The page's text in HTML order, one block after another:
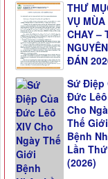
THƯ
VỤ MÙA
CHAY –
NGUYÊN
ĐÁN
Sứ Điệp
Đức Lêô
Cho
Thế Giới
Bệnh
Lần
(2026)